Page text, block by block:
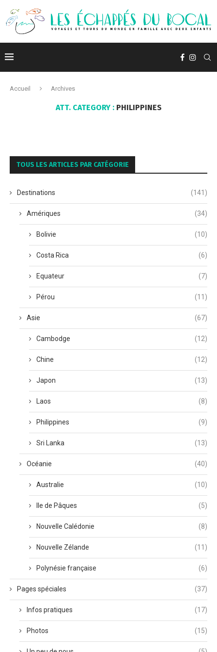
Accueil Archives
ATT. CATEGORY : PHILIPPINES
TOUS LES ARTICLES PAR CATÉGORIE
Destinations (141)
Amériques (34)
Bolivie (10)
Costa Rica (6)
Equateur (7)
Pérou (11)
Asie (67)
Cambodge (12)
Chine (12)
Japon (13)
Laos (8)
Philippines (9)
Sri Lanka (13)
Océanie (40)
Australie (10)
Ile de Pâques (5)
Nouvelle Calédonie (8)
Nouvelle Zélande (11)
Polynésie française (6)
Pages spéciales (37)
Infos pratiques (17)
Photos (15)